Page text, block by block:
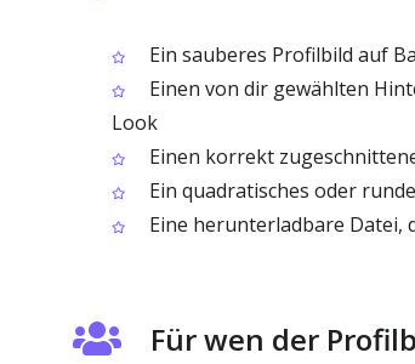
Ein sauberes Profilbild auf
Einen von dir gewählten
Look
Einen korrekt
Ein quadratisches oder
Eine herunterladbare Datei,
Für wen der